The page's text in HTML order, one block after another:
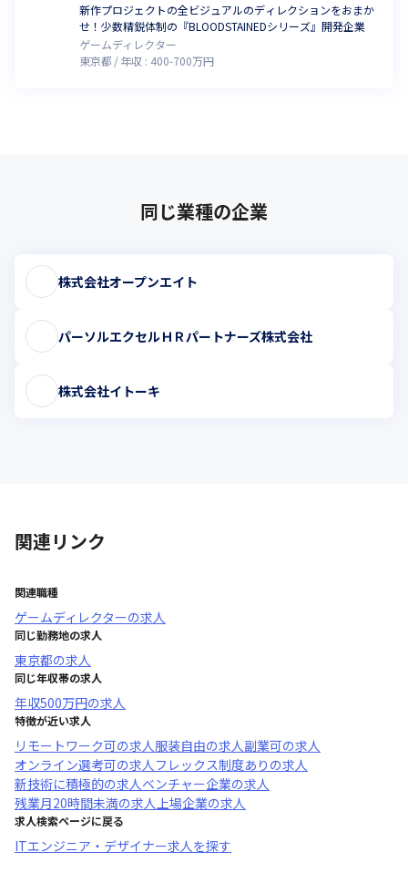
新作プロジェクトの全ビジュアルのディレクションをおまか
せ！少数精鋭体制の『BLOODSTAINEDシリーズ』開発企業
ゲームディレクター
東京都
年収 : 400-700万円
同じ業種の企業
株式会社オープンエイト
パーソルエクセルＨＲパートナーズ株式会社
株式会社イトーキ
関連リンク
関連職種
ゲームディレクターの求人
同じ勤務地の求人
東京都の求人
同じ年収帯の求人
年収500万円の求人
特徴が近い求人
リモートワーク可の求人服装自由の求人副業可の求人
オンライン選考可の求人フレックス制度あり の求人
新技術に積極的の求人ベンチャー企業の求人
残業月20時間未満の求人上場企業の求人
求人検索ページに戻る
ITエンジニア・デザイナー求人を探す